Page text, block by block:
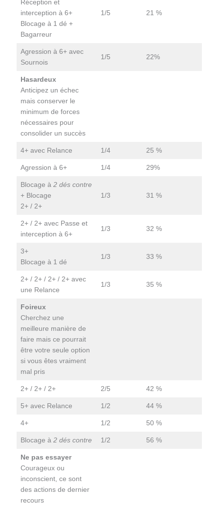
Réception et
interception à 6+
Blocage à 1 dé +
Bagarreur
1/5 21 %
Agression à 6+ avec
Sournois
1/5 22%
Hasardeux
Anticipez un échec
mais conserver le
minimum de forces
nécessaires pour
consolider un succès
4+ avec Relance 1/4 25 %
Agression à 6+ 1/4 29%
Blocage à 2 dés contre
+ Blocage
2+ / 2+
1/3 31 %
2+ / 2+ avec Passe et
interception à 6+
1/3 32 %
3+
Blocage à 1 dé
1/3 33 %
2+ / 2+ / 2+ / 2+ avec
une Relance
1/3 35 %
Foireux
Cherchez une
meilleure manière de
faire mais ce pourrait
être votre seule option
si vous êtes vraiment
mal pris
2+ / 2+ / 2+ 2/5 42 %
5+ avec Relance 1/2 44 %
4+ 1/2 50 %
Blocage à 2 dés contre 1/2 56 %
Ne pas essayer
Courageux ou
inconscient, ce sont
des actions de dernier
recours